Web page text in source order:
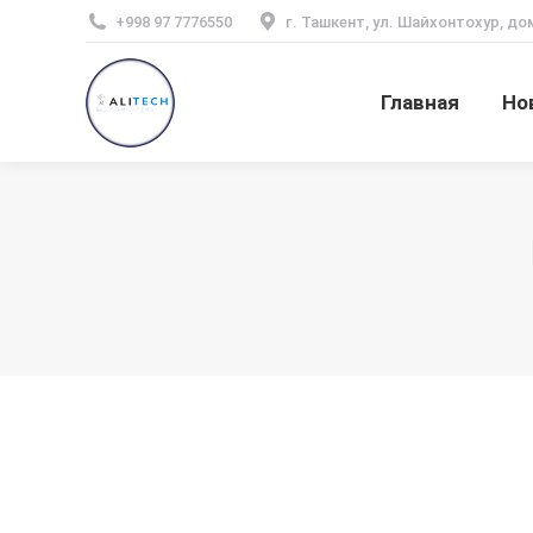
+998 97 7776550 г. Ташкент, ул. Шайхонтохур,
Главная